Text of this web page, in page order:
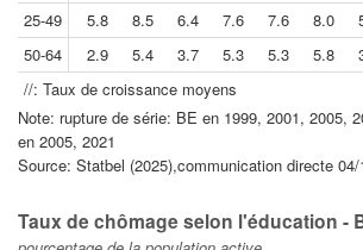
25-49
5.8 8.5 6.4 7.6 7.6 8.0
50-64
2.9 5.4 3.7 5.3 5.3 5.8
//: Taux de croissance moyens
Note: rupture de série: BE en 1999, 2001, 2005,
en 2005, 2021
Source: Statbel (2025),communication directe 04/
Taux de chômage selon l'éducation -